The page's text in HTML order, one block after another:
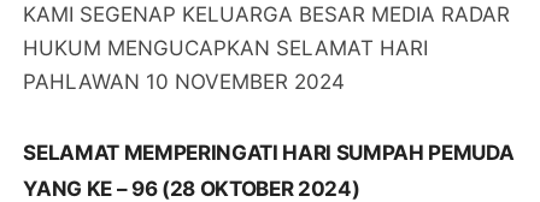
KAMI SEGENAP KELUARGA BESAR MEDIA RADAR
HUKUM MENGUCAPKAN SELAMAT HARI
PAHLAWAN 10 NOVEMBER 2024
SELAMAT MEMPERINGATI HARI SUMPAH PEMUDA
YANG KE – 96 (28 OKTOBER 2024)